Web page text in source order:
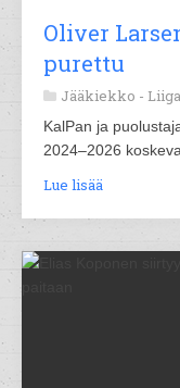
Oliver
purettu
Jääkiekko - Liiga
KalPan ja
2024–2026
Lue lisää